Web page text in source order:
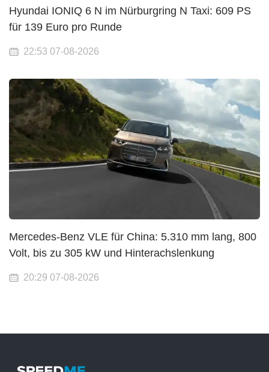
Hyundai IONIQ 6 N im Nürburgring N Taxi: 609 PS
für 139 Euro pro Runde
22:53 07-08-2026
Mercedes-Benz VLE für China: 5.310 mm lang, 800
Volt, bis zu 305 kW und Hinterachslenkung
20:29 07-08-2026